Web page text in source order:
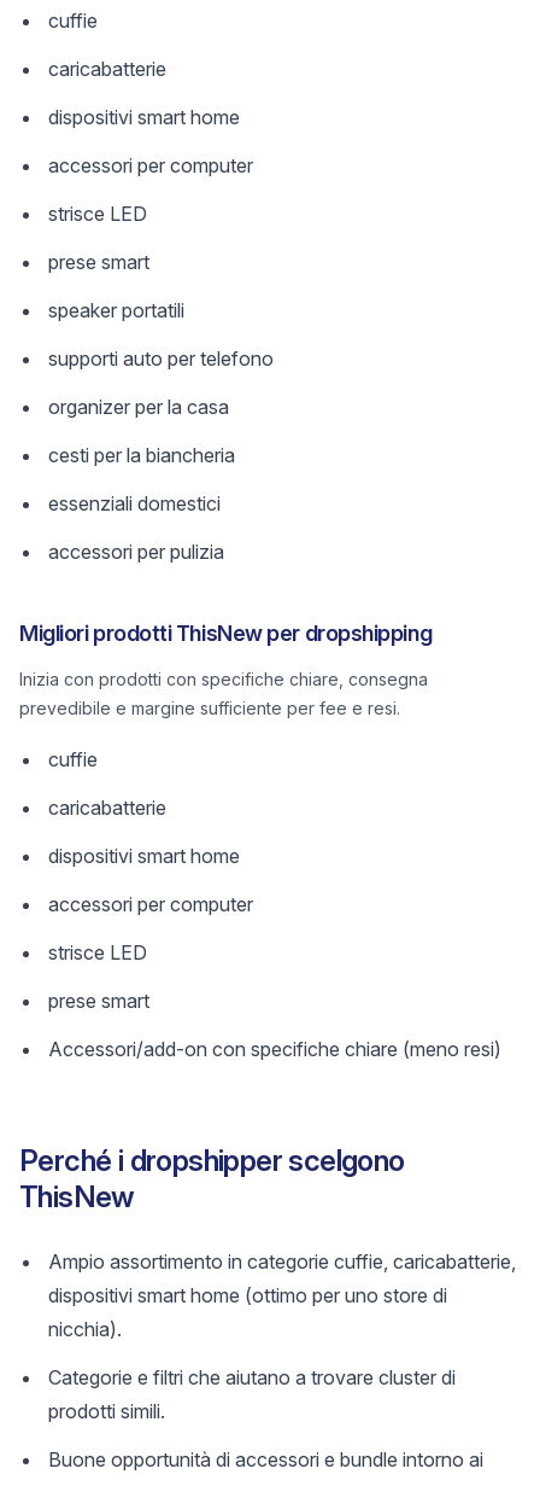
cuffie
caricabatterie
dispositivi smart home
accessori per computer
strisce LED
prese smart
speaker portatili
supporti auto per telefono
organizer per la casa
cesti per la biancheria
essenziali domestici
accessori per pulizia
Migliori prodotti ThisNew per dropshipping
Inizia con prodotti con specifiche chiare, consegna
prevedibile e margine sufficiente per fee e resi.
cuffie
caricabatterie
dispositivi smart home
accessori per computer
strisce LED
prese smart
Accessori/add-on con specifiche chiare (meno resi)
Perché i dropshipper scelgono
ThisNew
Ampio assortimento in categorie cuffie, caricabatterie,
dispositivi smart home (ottimo per uno store di
nicchia).
Categorie e filtri che aiutano a trovare cluster di
prodotti simili.
Buone opportunità di accessori e bundle intorno ai